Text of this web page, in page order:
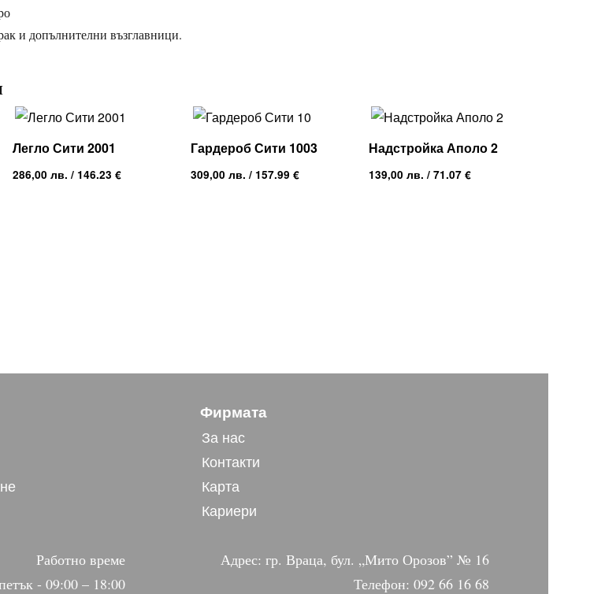
и допълнителни възглавници.
Легло Сити 2001
286,00лв. / 146.23 €
Гардероб Сити 1003
309,00лв. / 157.99 €
Надстройка Аполо 2
139,00лв. / 71.07 €
Фирмата
За нас
Контакти
Карта
Кариери
Работно време
- 09:00 – 18:00
Адрес: гр. Враца, бул. „Мито Орозов” № 16
Телефон: 092 66 16 68